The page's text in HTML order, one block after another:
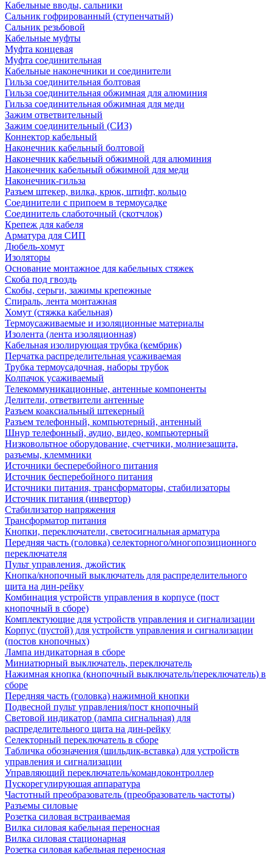
Кабельные вводы, сальники
Сальник гофрированный (ступенчатый)
Сальник резьбовой
Кабельные муфты
Муфта концевая
Муфта соединительная
Кабельные наконечники и соединители
Гильза соединительная болтовая
Гильза соединительная обжимная для алюминия
Гильза соединительная обжимная для меди
Зажим ответвительный
Зажим соединительный (СИЗ)
Коннектор кабельный
Наконечник кабельный болтовой
Наконечник кабельный обжимной для алюминия
Наконечник кабельный обжимной для меди
Наконечник-гильза
Разъем штекер, вилка, крюк, штифт, кольцо
Соединители с припоем в термоусадке
Соединитель слаботочный (скотчлок)
Крепеж для кабеля
Арматура для СИП
Дюбель-хомут
Изоляторы
Основание монтажное для кабельных стяжек
Скоба под гвоздь
Скобы, серьги, зажимы крепежные
Спираль, лента монтажная
Хомут (стяжка кабельная)
Термоусаживаемые и изоляционные материалы
Изолента (лента изоляционная)
Кабельная изолирующая трубка (кембрик)
Перчатка распределительная усаживаемая
Трубка термоусадочная, наборы трубок
Колпачок усаживаемый
Телекоммуникационные, антенные компоненты
Делители, ответвители антенные
Разъем коаксиальный штекерный
Разъем телефонный, компьютерный, антенный
Шнур телефонный, аудио, видео, компьютерный
Низковольтное оборудование, счетчики, молниезащита,
разъемы, клеммники
Источники бесперебойного питания
Источник бесперебойного питания
Источники питания, трансформаторы, стабилизаторы
Источник питания (инвертор)
Стабилизатор напряжения
Трансформатор питания
Кнопки, переключатели, светосигнальная арматура
Передняя часть (головка) селекторного/многопозиционного
переключателя
Пульт управления, джойстик
Кнопка/кнопочный выключатель для распределительного
щита на дин-рейку
Комбинация устройств управления в корпусе (пост
кнопочный в сборе)
Комплектующие для устройств управления и сигнализации
Корпус (пустой) для устройств управления и сигнализации
(постов кнопочных)
Лампа индикаторная в сборе
Миниатюрный выключатель, переключатель
Нажимная кнопка (кнопочный выключатель/переключатель) в
сборе
Передняя часть (головка) нажимной кнопки
Подвесной пульт управления/пост кнопочный
Световой индикатор (лампа сигнальная) для
распределительного щита на дин-рейку
Селекторный переключатель в сборе
Табличка обозначения (шильдик-вставка) для устройств
управления и сигнализации
Управляющий переключатель/командоконтроллер
Пускорегулирующая аппаратура
Частотный преобразователь (преобразователь частоты)
Разъемы силовые
Розетка силовая встраиваемая
Вилка силовая кабельная переносная
Вилка силовая стационарная
Розетка силовая кабельная переносная